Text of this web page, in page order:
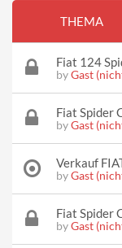
THEMA
Fiat 124
byGast
Fiat Spider
byGast
Verkauf
byGast
Fiat Spider
byGast